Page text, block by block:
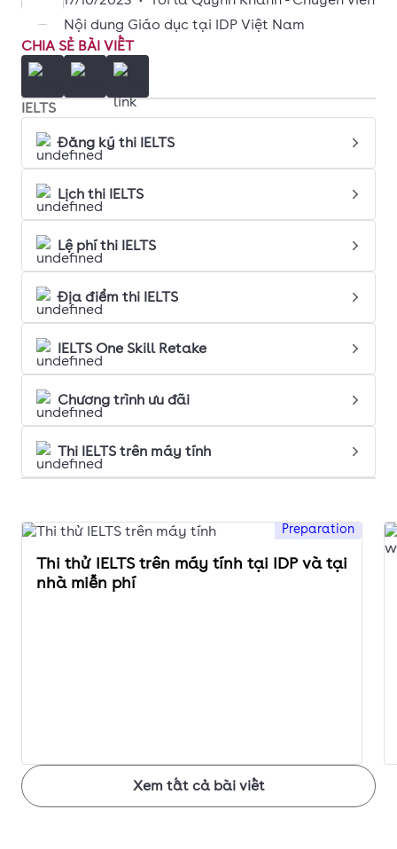
Nội dung Giáo dục tại IDP Việt Nam
CHIA SẺ BÀI VIẾT
IELTS
Đăng ký thi IELTS
Lịch thi IELTS
Lệ phí thi IELTS
Địa điểm thi IELTS
IELTS One Skill Retake
Chương trình ưu đãi
Thi IELTS trên máy tính
Xem tất cả bài viết
Preparation
Thi thử IELTS trên máy tính tại IDP và tại
nhà miễn phí